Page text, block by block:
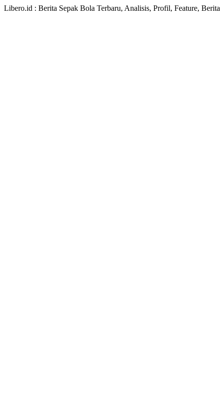
Libero.id : Berita Sepak Bola Terbaru, Analisis, Profil, Feature,